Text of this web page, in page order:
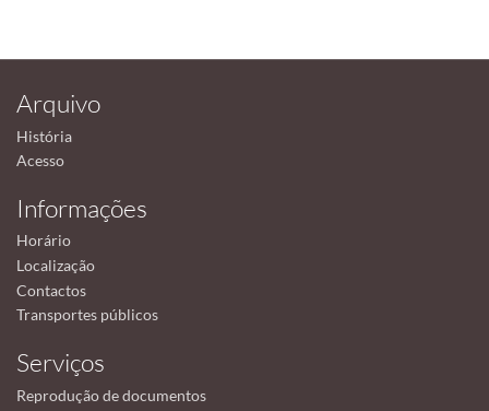
Arquivo
História
Acesso
Informações
Horário
Localização
Contactos
Transportes públicos
Serviços
Reprodução de documentos